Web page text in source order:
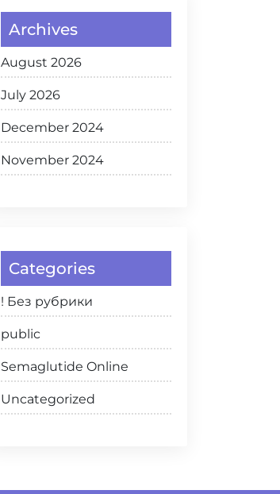
Archives
August 2026
July 2026
December 2024
November 2024
Categories
! Без рубрики
public
Semaglutide Online
Uncategorized